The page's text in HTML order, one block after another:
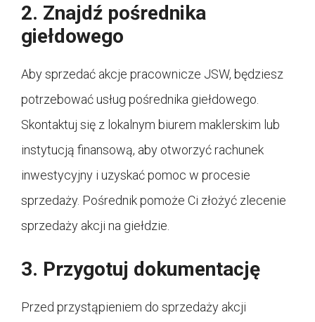
2. Znajdź pośrednika
giełdowego
Aby sprzedać akcje pracownicze JSW, będziesz
potrzebować usług pośrednika giełdowego.
Skontaktuj się z lokalnym biurem maklerskim lub
instytucją finansową, aby otworzyć rachunek
inwestycyjny i uzyskać pomoc w procesie
sprzedaży. Pośrednik pomoże Ci złożyć zlecenie
sprzedaży akcji na giełdzie.
3. Przygotuj dokumentację
Przed przystąpieniem do sprzedaży akcji